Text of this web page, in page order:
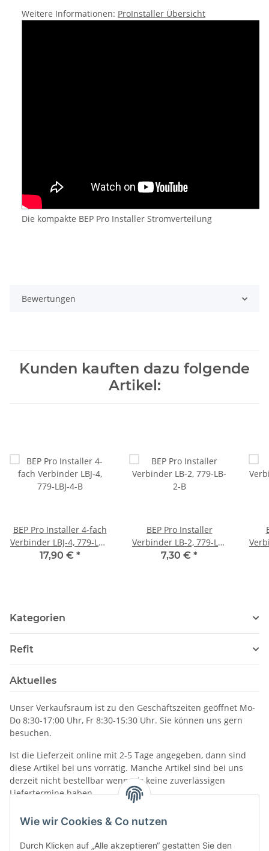
Wie wir Cookies & Co nutzen
Durch Klicken auf „Alle akzeptieren“ gestatten Sie den
Weitere Informationen: ProInstaller Übersicht
Die kompakte BEP Pro Installer Stromverteilung
Bewertungen
Kunden kauften dazu folgende
Artikel:
BEP Pro Installer 4-fach
Verbinder LBJ-4, 779-LBJ-
4-B
17,90 € *
BEP Pro Installer
Verbinder LB-2, 779-LB-
2-B
7,30 € *
Kategorien
Refit
Aktuelles
Unser Verkaufsraum ist zu den Geschäftszeiten geöffnet Mo-
Do 8:30-17:00 Uhr, Fr 8:30-15:30 Uhr. Sie können uns gern
besuchen.
Ist die Lieferzeit online mit 2-5 Tage angegeben, dann sind
diese Artikel bei uns vorrätig. Manche Artikel sind bei uns
derzeit nicht bestellbar wenn wir keine zuverlässigen
Liefertermine haben.
Informationen